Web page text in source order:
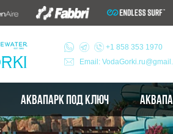
+1 858 353 1970
Email:
АКВАПАРК ПОД КЛЮЧ